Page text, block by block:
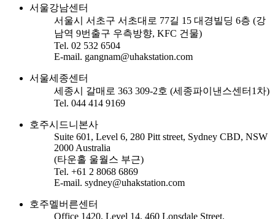
서울강남센터
서울시 서초구 서초대로 77길 15 대경빌딩 6층 (강
남역 9번출구 우측방향, KFC 건물)
Tel. 02 532 6504
E-mail. gangnam@uhakstation.com
서울세종센터
세종시 갈매로 363 309-2호 (세종파이낸스센터1차)
Tel. 044 414 9169
호주시드니본사
Suite 601, Level 6, 280 Pitt street, Sydney CBD, NSW
2000 Australia
(타운홀 울월스 부근)
Tel. +61 2 8068 6869
E-mail. sydney@uhakstation.com
호주멜버른센터
Office 1420, Level 14, 460 Lonsdale Street,